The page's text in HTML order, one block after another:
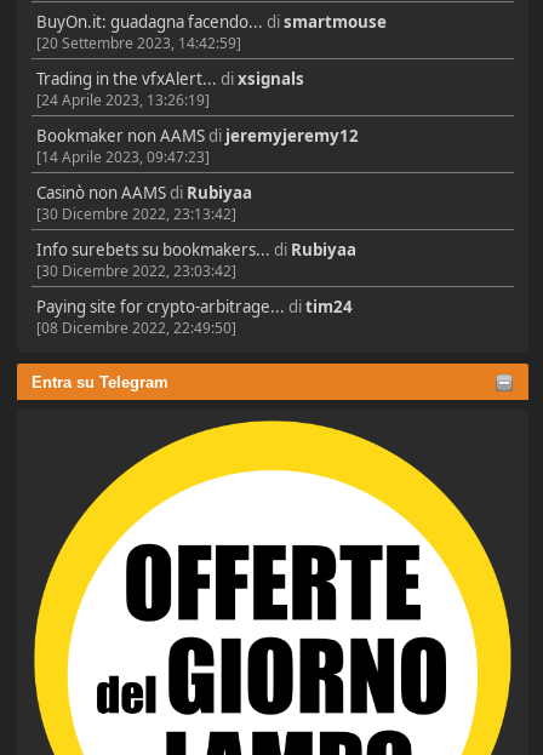
BuyOn.it: guadagna facendo... dismartmouse
[20 Settembre 2023, 14:42:59]
Trading in the vfxAlert... dixsignals
[24 Aprile 2023, 13:26:19]
Bookmaker non AAMSdi jeremyjeremy12
[14 Aprile 2023, 09:47:23]
Casinò non AAMSdi Rubiyaa
[30 Dicembre 2022, 23:13:42]
Info surebets su bookmakers... di Rubiyaa
[30 Dicembre 2022, 23:03:42]
Paying site for crypto-arbitrage... ditim24
[08 Dicembre 2022, 22:49:50]
Entra su Telegram